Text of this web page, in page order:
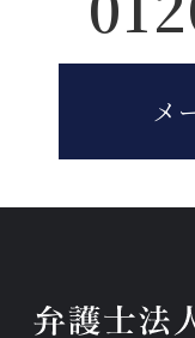
メ